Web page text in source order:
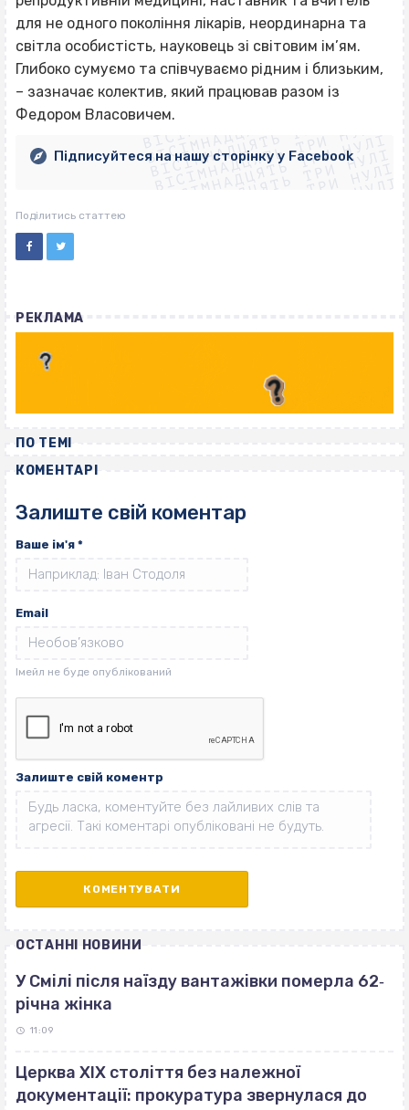
для не одного покоління лікарів, неординарна та
світла особистість, науковець зі світовим ім’ям.
Глибоко сумуємо та співчуваємо рідним і близьким,
– зазначає колектив, який працював разом із
Федором Власовичем.ВІСІМНАДЦЯТЬ ТРИ НУЛІ
ВІСІМНАДЦЯТЬ ТРИ НУЛІ
ВІСІМНАДЦЯТЬ ТРИ НУЛІ
ВІСІМНАДЦЯТЬ ТРИ НУЛІ
ВІСІМНАДЦЯТЬ ТРИ НУЛІ
ВІСІМНАДЦЯТЬ ТРИ НУЛІ
ВІСІМНАДЦЯТЬ ТРИ НУЛІ
ВІСІМНАДЦЯТЬ ТРИ НУЛІ
Підписуйтеся на нашу сторінку у Facebook
Поділитись статтею
РЕКЛАМА
ПО ТЕМІ
КОМЕНТАРІ
Залиште свій коментар
Ваше ім'я *
Email
Залиште свій коментр
ОСТАННІ НОВИНИ
У Смілі після наїзду вантажівки померла 62‐
річна жінка
11:09
Церква ХІХ століття без належної
документації: прокуратура звернулася до